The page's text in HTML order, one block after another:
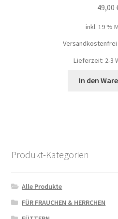
49,00
inkl. 19 %
Versandkostenfrei
Lieferzeit: 2-3
In den
Produkt-Kategorien
Alle Produkte
FÜR FRAUCHEN & HERRCHEN